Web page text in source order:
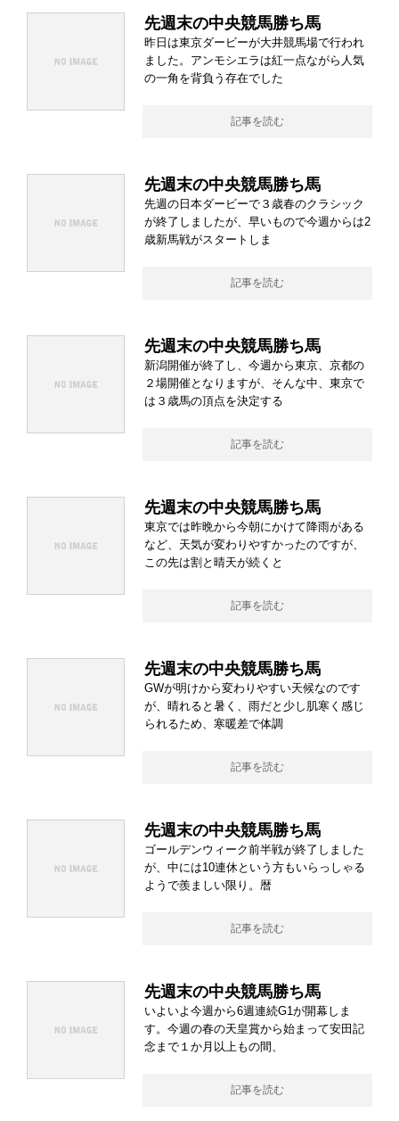
先週末の中央競馬勝ち馬
昨日は東京ダービーが大井競馬場で行われ
ました。アンモシエラは紅一点ながら人気
の一角を背負う存在でした
記事を読む
先週末の中央競馬勝ち馬
先週の日本ダービーで３歳春のクラシック
が終了しましたが、早いもので今週からは2
歳新馬戦がスタートしま
記事を読む
先週末の中央競馬勝ち馬
新潟開催が終了し、今週から東京、京都の
２場開催となりますが、そんな中、東京で
は３歳馬の頂点を決定する
記事を読む
先週末の中央競馬勝ち馬
東京では昨晩から今朝にかけて降雨がある
など、天気が変わりやすかったのですが、
この先は割と晴天が続くと
記事を読む
先週末の中央競馬勝ち馬
GWが明けから変わりやすい天候なのです
が、晴れると暑く、雨だと少し肌寒く感じ
られるため、寒暖差で体調
記事を読む
先週末の中央競馬勝ち馬
ゴールデンウィーク前半戦が終了しました
が、中には10連休という方もいらっしゃる
ようで羨ましい限り。暦
記事を読む
先週末の中央競馬勝ち馬
いよいよ今週から6週連続G1が開幕しま
す。今週の春の天皇賞から始まって安田記
念まで１か月以上もの間、
記事を読む